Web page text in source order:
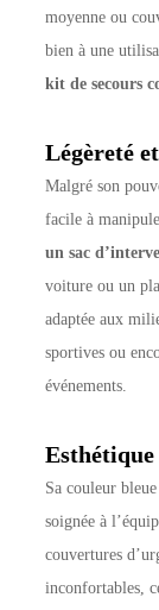
moyenne ou
bien à une
kit de secours
Légèreté
Malgré son
facile à
un sac
voiture ou un
adaptée aux
sportives ou
événements.
Sa couleur
soignée à
couvertures
inconfortables,